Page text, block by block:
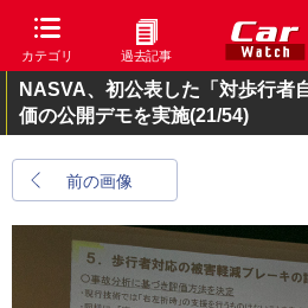
カテゴリ 過去記事
NASVA、初公表した「対歩行者
価の公開デモを実施(21/54)
前の画像